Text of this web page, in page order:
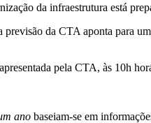
da infraestrutura está
da CTA aponta para
pela CTA, às 10h
ano baseiam-se em